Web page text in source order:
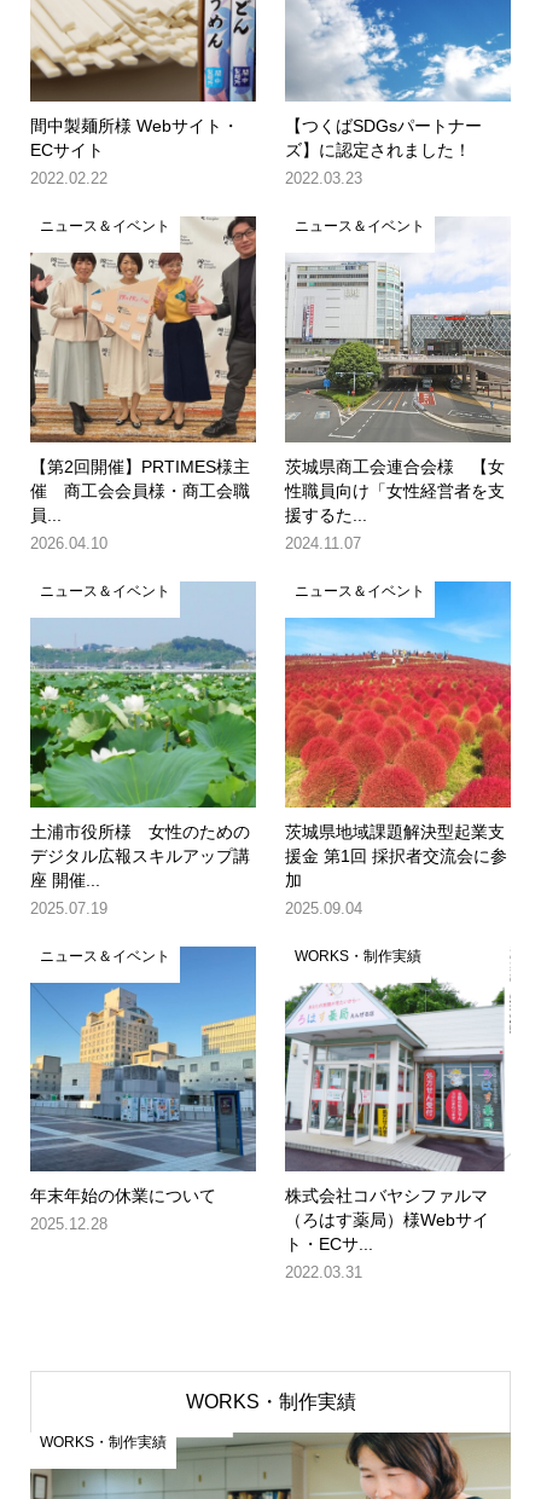
間中製麺所様 Webサイト・
ECサイト
2022.02.22
【つくばSDGsパートナー
ズ】に認定されました！
2022.03.23
ニュース＆イベント
【第2回開催】PRTIMES様主
催 商工会会員様・商工会職
員...
2026.04.10
ニュース＆イベント
茨城県商工会連合会様 【女
性職員向け「女性経営者を支
援するた...
2024.11.07
ニュース＆イベント
土浦市役所様 女性のための
デジタル広報スキルアップ講
座 開催...
2025.07.19
ニュース＆イベント
茨城県地域課題解決型起業支
援金 第1回 採択者交流会に参
加
2025.09.04
ニュース＆イベント
年末年始の休業について
2025.12.28
WORKS・制作実績
株式会社コバヤシファルマ
（ろはす薬局）様Webサイ
ト・ECサ...
2022.03.31
WORKS・制作実績
WORKS・制作実績